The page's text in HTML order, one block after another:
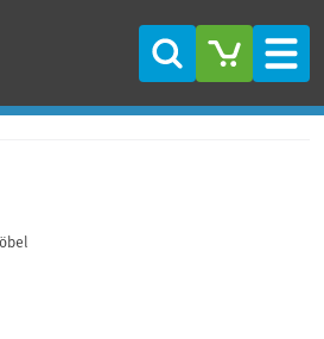
Suche